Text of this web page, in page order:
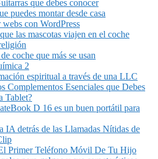
que debes conocer
puedes montar desde casa
con WordPress
las mascotas viajen en el coche
coche que más se usan
2
espiritual a través de una LLC
Complementos Esenciales que Debes
Tablet?
D 16 es un buen portátil para
IA detrás de las Llamadas Nítidas de
Primer Teléfono Móvil De Tu Hijo